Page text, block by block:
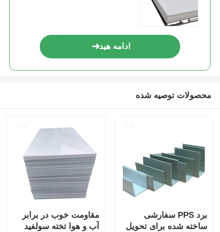
ادامه هید
محصولات توصیه شده
برد PPS سفارشی
ساخته شده برای تحویل
مقاومت خوب در برابر
آب و هوا تخته سولفید